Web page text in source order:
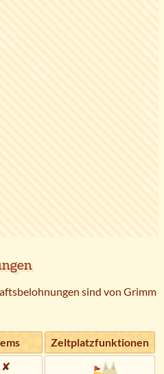
sind von Grimm
Zeltplatzfunktionen
✘